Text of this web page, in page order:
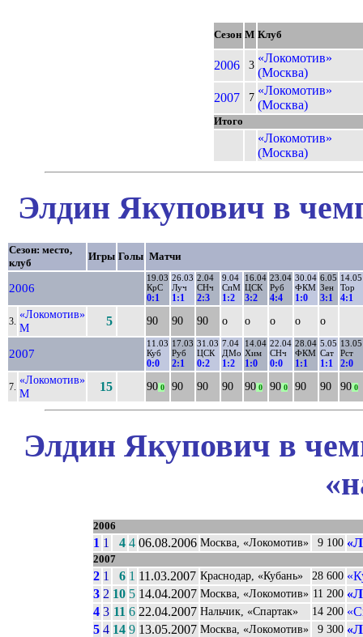
Сезон М Клуб
2006 3
«Локомотив»
(Москва)
2007
7
«Локомотив»
(Москва)
Итого
«Локомотив»
(Москва)
Элдин Якупович в
Сезон: место,
клуб
Игры Голы Матчи
2006
19.03
КрС
0:1
26.03
Луч
1:1
2.04
СНч
2:3
9.04
СпМ
1:2
16.04
ЦСК
3:2
23.04
Руб
4:4
30.04
ФКМ
1:0
6.05
Зен
3:1
14.05
Тор
4:1
3.
«Локомотив»
М
5 90 90 90 о о о о о
2007
11.03
Куб
0:0
17.03
Руб
2:1
31.03
ЦСК
0:2
7.04
ДМо
1:2
14.04
Хим
1:0
22.04
СНч
0:0
28.04
ФКМ
1:1
5.05
Сат
1:1
13.05
Рст
2:0
7.
«Локомотив»
М
15 90 0 90 90 90 90 0 90 0 90 90 90 0
Элдин Якупович в
2006
1 1 4 4 06.08.2006 Москва, «Локомотив» 9 100
2007
2 1 6 1 11.03.2007 Краснодар, «Кубань» 28 600
3 2 10 5 14.04.2007 Москва, «Локомотив» 11 200
4 3 11 6 22.04.2007 Нальчик, «Спартак» 14 200
5 4 14 9 13.05.2007 Москва, «Локомотив» 9 300